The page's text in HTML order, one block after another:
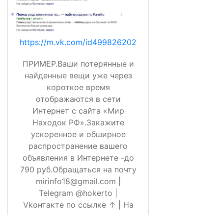
https://m.vk.com/id499826202
ПРИМЕР.Ваши потерянные и
найденные вещи уже через
короткое время
отображаются в сети
Интернет с сайта «Мир
Находок РФ».Закажите
ускоренное и обширное
распространение вашего
объявления в Интернете -до
790 руб.Обращаться на почту
mirinfo18@gmail.com |
Telegram @hokerto |
Vkонтакте по ссылке ↑ | На